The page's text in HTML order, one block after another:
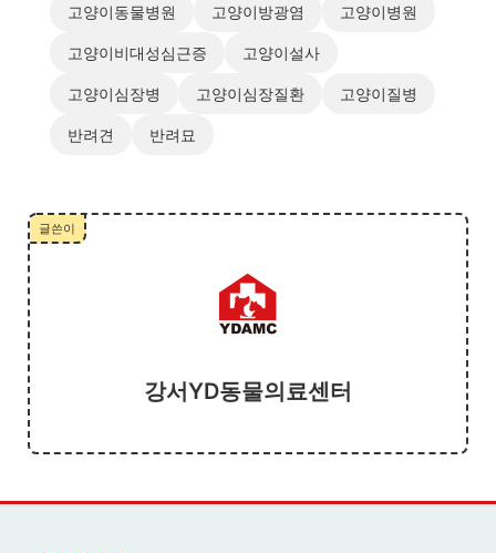
고양이동물병원
고양이방광염
고양이병원
고양이비대성심근증
고양이설사
고양이심장병
고양이심장질환
고양이질병
반려견
반려묘
글쓴이
강서YD동물의료센터